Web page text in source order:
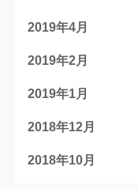
2019年4月
2019年2月
2019年1月
2018年12月
2018年10月